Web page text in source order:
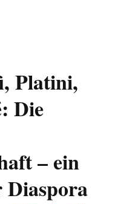
Anerkennung
Platini,
Die
– ein